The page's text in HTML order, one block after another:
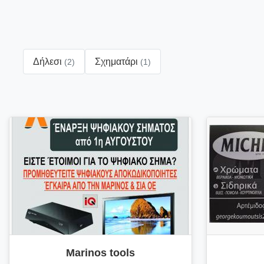
Δήλεσι (2) Σχηματάρι (1)
Marinos tools